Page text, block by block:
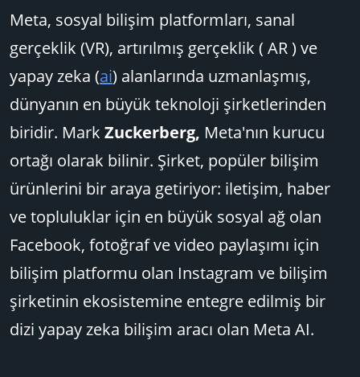
Meta, sosyal bilişim platformları, sanal
gerçeklik (VR), artırılmış gerçeklik ( AR ) ve
yapay zeka (ai) alanlarında uzmanlaşmış,
dünyanın en büyük teknoloji şirketlerinden
biridir. Mark Zuckerberg, Meta'nın kurucu
ortağı olarak bilinir. Şirket, popüler bilişim
ürünlerini bir araya getiriyor: iletişim, haber
ve topluluklar için en büyük sosyal ağ olan
Facebook, fotoğraf ve video paylaşımı için
bilişim platformu olan Instagram ve bilişim
şirketinin ekosistemine entegre edilmiş bir
dizi yapay zeka bilişim aracı olan Meta AI.